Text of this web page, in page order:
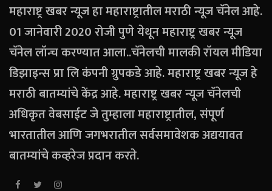
महाराष्ट्र खबर न्यूज हा महाराष्ट्रातील मराठी न्यूज चॅनेल आहे.
01 जानेवारी 2020 रोजी पुणे येथून महाराष्ट्र खबर न्यूज
चॅनेल लॉन्च करण्यात आला..चॅनेलची मालकी रॉयल मीडिया
डिझाइन्स प्रा लि कंपनी ग्रुपकडे आहे. महाराष्ट्र खबर न्यूज हे
मराठी बातम्यांचे केंद्र आहे. महाराष्ट्र खबर न्यूज चॅनेलची
अधिकृत वेबसाईट जे तुम्हाला महाराष्ट्रातील, संपूर्ण
भारतातील आणि जगभरातील सर्वसमावेशक अद्ययावत
बातम्यांचे कव्हरेज प्रदान करते.